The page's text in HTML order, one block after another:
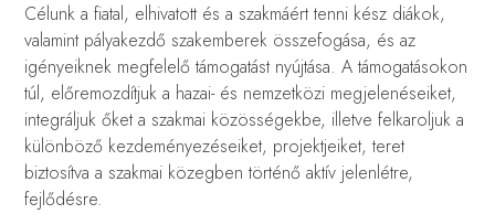
Célunk a fiatal, elhivatott és a szakmáért tenni kész diákok,
valamint pályakezdő szakemberek összefogása, és az
igényeiknek megfelelő támogatást nyújtása. A támogatásokon
túl, előremozdítjuk a hazai- és nemzetközi megjelenéseiket,
integráljuk őket a szakmai közösségekbe, illetve felkaroljuk a
különböző kezdeményezéseiket, projektjeiket, teret
biztosítva a szakmai közegben történő aktív jelenlétre,
fejlődésre.